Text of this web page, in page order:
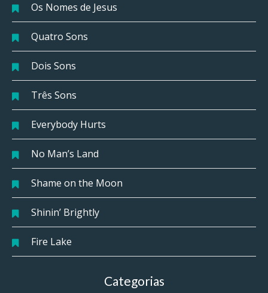
Os Nomes de Jesus
Quatro Sons
Dois Sons
Três Sons
Everybody Hurts
No Man’s Land
Shame on the Moon
Shinin’ Brightly
Fire Lake
Categorias